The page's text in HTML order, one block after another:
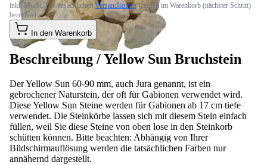
inkl. MwSt. Die tatsächlichen Versandkostenwerden im Warenkorb (nächster Schritt)
berechnet.
In den Warenkorb
Beschreibung /Yellow Sun Bruchstein
Der Yellow Sun 60-90 mm, auch Jura genannt, ist ein
gebrochener Naturstein, der oft für Gabionen verwendet wird.
Diese Yellow Sun Steine werden für Gabionen ab 17 cm tiefe
verwendet. Die Steinkörbe lassen sich mit diesem Stein einfach
füllen, weil Sie diese Steine von oben lose in den Steinkorb
schütten können. Bitte beachten: Abhängig von Ihrer
Bildschirmauflösung werden die tatsächlichen Farben nur
annähernd dargestellt.